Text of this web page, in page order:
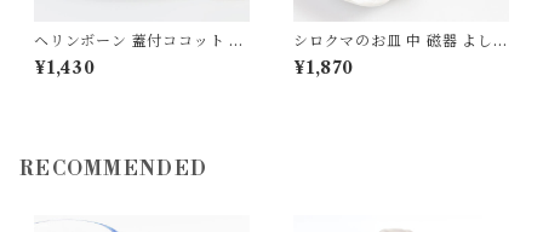
ヘリンボーン 蓋付ココット 耐
熱陶器 MEISTER HAND
¥1,430
シロクマのお皿 中 磁器 よしざ
わ窯
¥1,870
RECOMMENDED